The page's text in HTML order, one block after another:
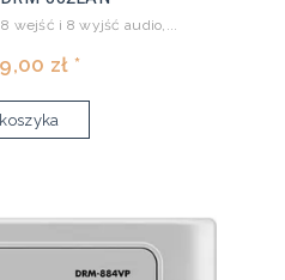
wejść i 8 wyjść audio,...
zł *